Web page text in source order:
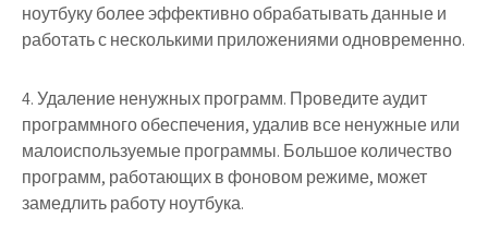
ноутбуку более эффективно обрабатывать данные и
работать с несколькими приложениями одновременно.
4. Удаление ненужных программ. Проведите аудит
программного обеспечения, удалив все ненужные или
малоиспользуемые программы. Большое количество
программ, работающих в фоновом режиме, может
замедлить работу ноутбука.